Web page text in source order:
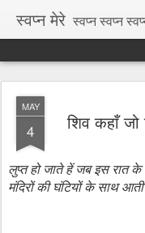
स्वप्न मेरे स्वप्न स्वप्न
MAY
4 शिव कहाँ
लुप्त हो जाते हें जब इस रात के
मंदिरों की घंटियों के साथ